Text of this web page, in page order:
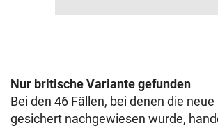
Nur britische Variante gefunden
Bei den 46 Fällen, bei denen die
gesichert nachgewiesen wurde,